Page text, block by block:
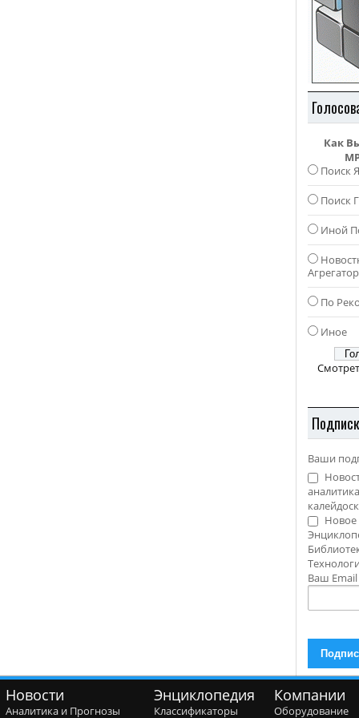
Как
Поиск
Поиск
Иной
По
Иное
Ваши
Новое
Ваш Email
Новости
Аналитика и Прогнозы
Энциклопедия
Классификаторы
Компании
Оборудование